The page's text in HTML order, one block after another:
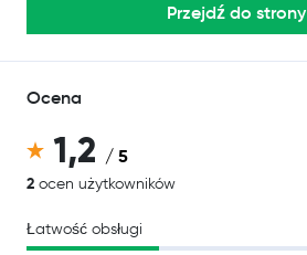
Przejdź do strony
Ocena
1,2 / 5
2 ocen użytkowników
Łatwość obsługi